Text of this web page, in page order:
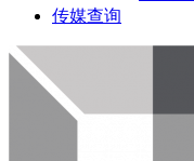
传媒查询